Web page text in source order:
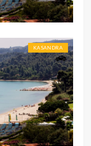
KASANDRA